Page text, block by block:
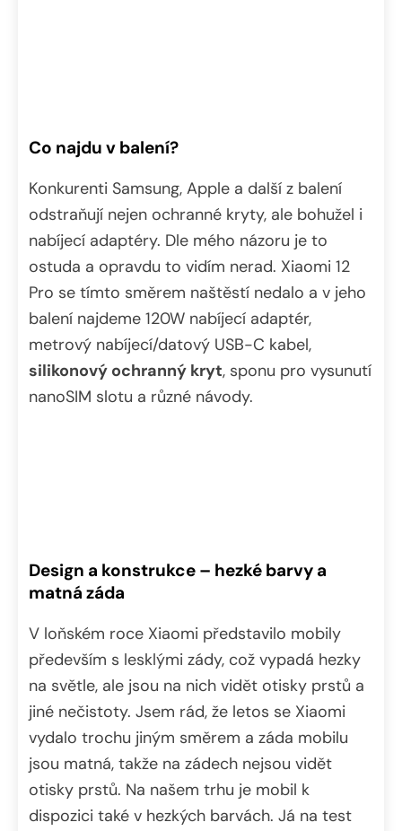
Co najdu v balení?
Konkurenti Samsung, Apple a další z balení
odstraňují nejen ochranné kryty, ale bohužel i
nabíjecí adaptéry. Dle mého názoru je to
ostuda a opravdu to vidím nerad. Xiaomi 12
Pro se tímto směrem naštěstí nedalo a v jeho
balení najdeme 120W nabíjecí adaptér,
metrový nabíjecí/datový USB-C kabel,
silikonový ochranný kryt, sponu pro vysunutí
nanoSIM slotu a různé návody.
Design a konstrukce – hezké barvy a
matná záda
V loňském roce Xiaomi představilo mobily
především s lesklými zády, což vypadá hezky
na světle, ale jsou na nich vidět otisky prstů a
jiné nečistoty. Jsem rád, že letos se Xiaomi
vydalo trochu jiným směrem a záda mobilu
jsou matná, takže na zádech nejsou vidět
otisky prstů. Na našem trhu je mobil k
dispozici také v hezkých barvách. Já na test